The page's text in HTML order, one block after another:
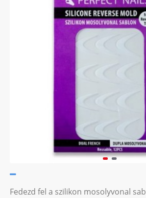
Fedezd fel a szilikon mosolyvonal